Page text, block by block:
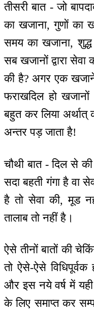
तीसरी बात - जो
का खजाना, गुणों का
समय का खजाना,
सब खजानों द्वारा सेवा
की है? अगर एक
फराखदिल हो खजानों
बहुत कर लिया अर्थात्
अन्तर पड़ जाता है!
चौथी बात - दिल से
सदा बहती गंगा है वा
है तो सेवा की, मूड
तालाब तो नहीं है।
ऐसे तीनों बातों की
तो ऐसे-ऐसे
और इस नये वर्ष में
के लिए समाप्त कर